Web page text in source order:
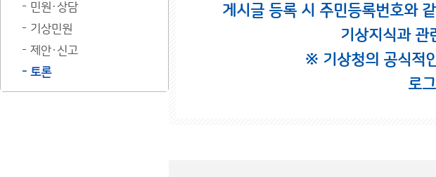
민원·상담
기상민원
제안·신고
토론
게시글 등록 시 주민등록번호와
기상지식과 관
※ 기상청의 공식적
로